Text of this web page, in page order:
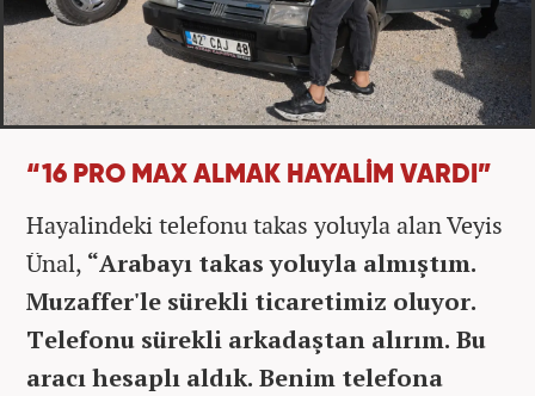
“16 PRO MAX ALMAK HAYALİM VARDI”
Hayalindeki telefonu takas yoluyla alan Veyis
Ünal, “Arabayı takas yoluyla almıştım.
Muzaffer'le sürekli ticaretimiz oluyor.
Telefonu sürekli arkadaştan alırım. Bu
aracı hesaplı aldık. Benim telefona